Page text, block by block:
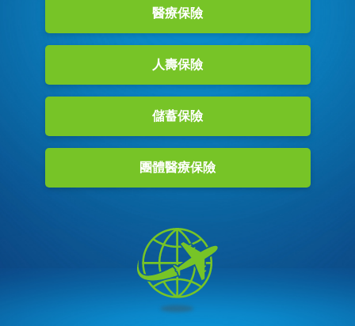
醫療保險
人壽保險
儲蓄保險
團體醫療保險